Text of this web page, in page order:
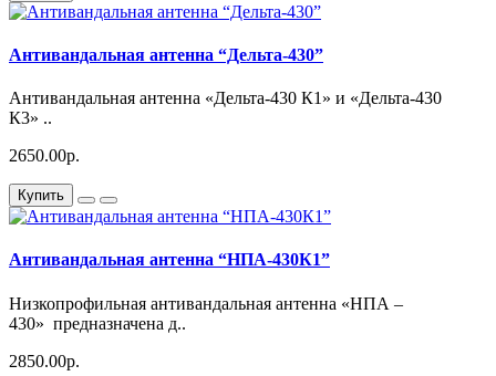
Антивандальная антенна “Дельта-430”
Антивандальная антенна «Дельта-430 К1» и «Дельта-430
К3» ..
2650.00р.
Купить
Антивандальная антенна “НПА-430К1”
Низкопрофильная антивандальная антенна «НПА –
430» предназначена д..
2850.00р.